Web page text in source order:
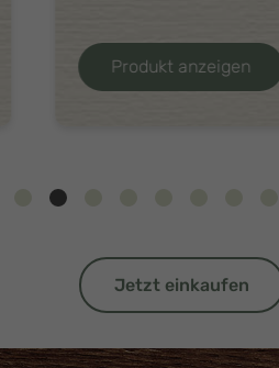
Produkt anzeigen
Jetzt einkaufen